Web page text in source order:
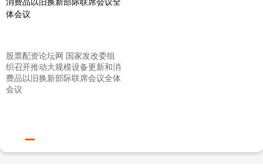
股票配资论坛网 国家发改委组
织召开推动大规模设备更新和消
费品以旧换新部际联席会议全体
会议